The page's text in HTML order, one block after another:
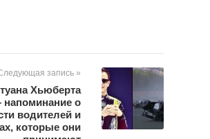
запись »
Хьюберта
о
водителей и
которые они